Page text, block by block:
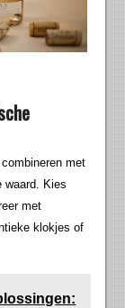
met
waard. Kies
met
klokjes of